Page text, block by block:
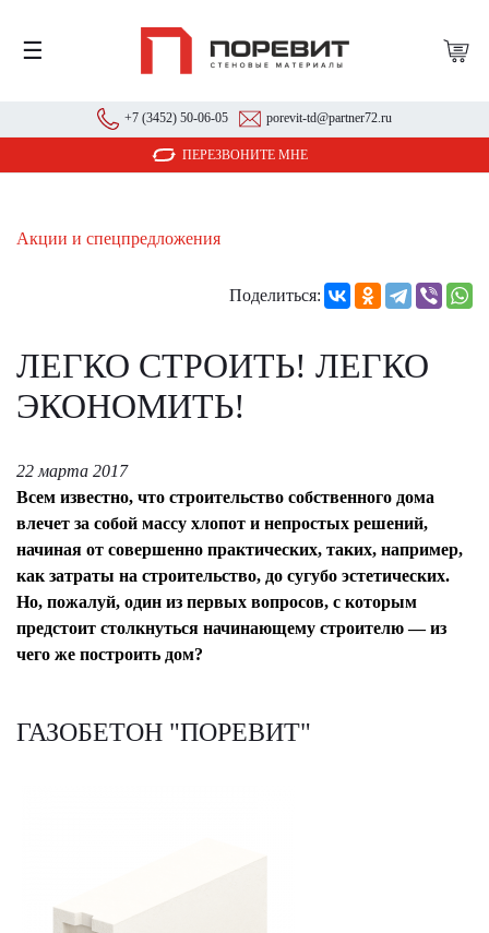
☰
+7 (3452) 50-06-05 porevit-td@partner72.ru
ПЕРЕЗВОНИТЕ МНЕ
Акции и спецпредложения
Поделиться:
ЛЕГКО СТРОИТЬ! ЛЕГКО
ЭКОНОМИТЬ!
22 марта 2017
Всем известно, что строительство собственного дома
влечет за собой массу хлопот и непростых решений,
начиная от совершенно практических, таких, например,
как затраты на строительство, до сугубо эстетических.
Но, пожалуй, один из первых вопросов, с которым
предстоит столкнуться начинающему строителю — из
чего же построить дом?
ГАЗОБЕТОН "ПОРЕВИТ"